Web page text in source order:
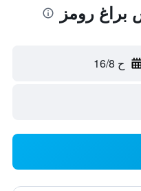
رومز
ح 16/8